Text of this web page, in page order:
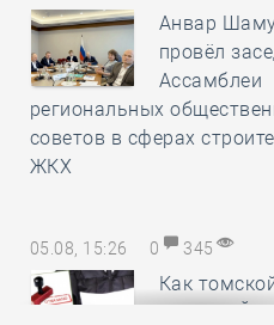
Анвар
провёл
Ассамблеи
региональных
советов в сферах
ЖКХ
05.08, 15:26 0 345
Как
НОСТРОЙ